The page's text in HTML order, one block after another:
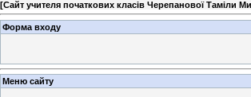
[Сайт учителя початкових класів Черепанової Таміли
Форма входу
Меню сайту